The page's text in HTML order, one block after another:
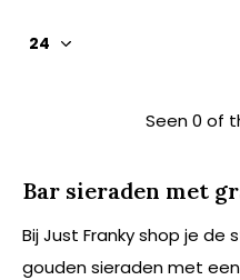
Seen 0 of
Bar sieraden met
Bij Just Franky shop je de
gouden sieraden met